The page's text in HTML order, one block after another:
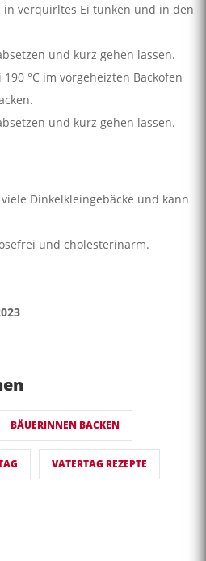
in verquirltes Ei tunken und in den
und kurz gehen lassen.
°C im vorgeheizten Backofen
und kurz gehen lassen.
Dinkelkleingebäcke und kann
und cholesterinarm.
BÄUERINNEN BACKEN
VATERTAG REZEPTE